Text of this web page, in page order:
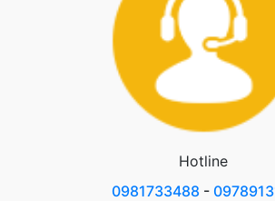
Hotline
0981733488-